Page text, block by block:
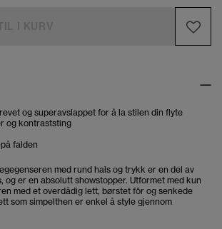
I KURV
og superavslappet for å la stilen din flyte
og kontraststing
falden
med rund hals og trykk er en del av
er en absolutt showstopper. Utformet med kun
med et overdådig lett, børstet fôr og senkede
som simpelthen er enkel å style gjennom